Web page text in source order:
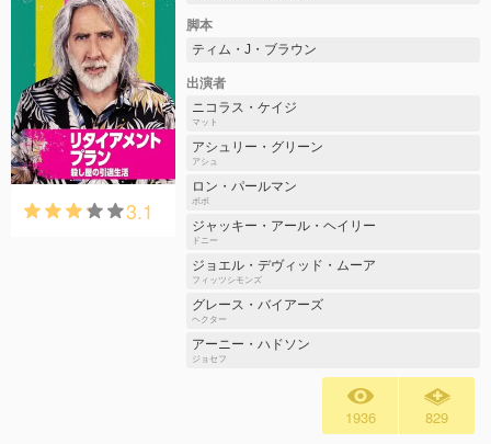
3.1
脚本
ティム・J・ブラウン
出演者
ニコラス・ケイジ
マット
アシュリー・グリーン
アシュ
ロン・パールマン
ボボ
ジャッキー・アール・ヘイリー
ドニー
ジョエル・デヴィッド・ムーア
フィッツシモンズ
グレース・バイアーズ
ヘクター
アーニー・ハドソン
ジョセフ
1936 829